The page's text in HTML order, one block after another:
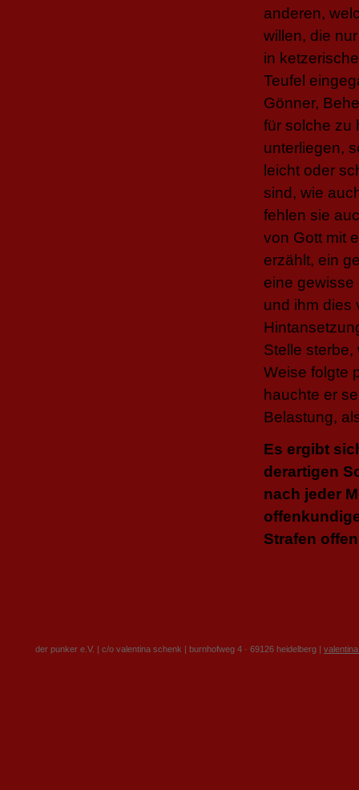
anderen,
willen, die
in
Teufel
Gönner,
für solche zu
unterliegen,
leicht oder
sind, wie
fehlen sie
von Gott mit
erzählt, ein
eine gewisse
und ihm dies
Stelle
Weise folgte
hauchte er
Belastung,
Es ergibt
derartigen
nach jeder
Strafen
der punker e.V. | c/o valentina schenk | burnhofweg 4 · 69126 heidelberg |